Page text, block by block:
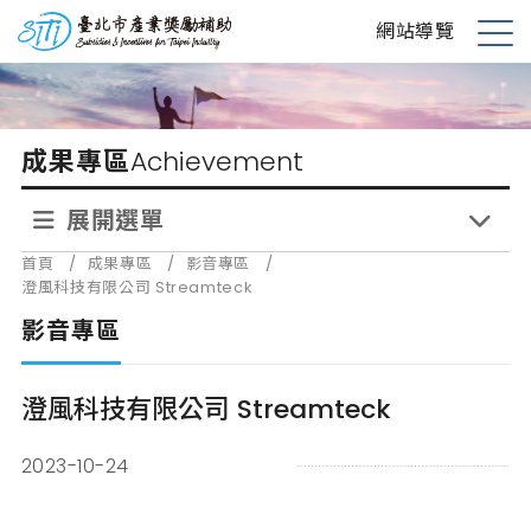
到
主
要
內
台北市產業獎勵補助 網站導覽
展
開
選
單
成果專區Achievement
展開選單
首頁 / 成果專區 / 影音專區
/
澄風科技有限公司 Streamteck
影音專區
澄風科技有限公司 Streamteck
2023-10-24